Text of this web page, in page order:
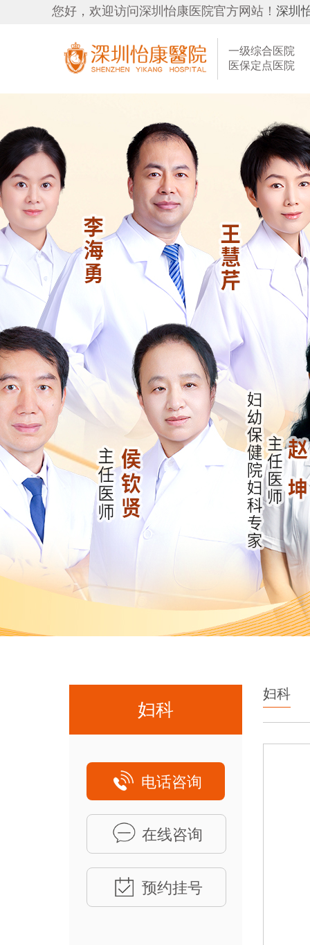
您好，欢迎访问深圳怡康医院官方网站！ 深圳
一级综合医院
医保定点医院
妇科
电话咨询
在线咨询
预约挂号
妇科